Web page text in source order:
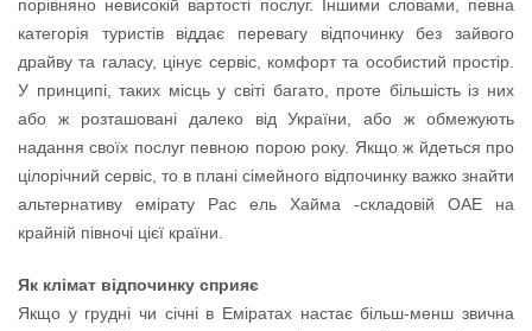
порівняно невисокій вартості послуг. Іншими словами, певна
категорія туристів віддає перевагу відпочинку без зайвого
драйву та галасу, цінує сервіс, комфорт та особистий простір.
У принципі, таких місць у світі багато, проте більшість із них
або ж розташовані далеко від України, або ж обмежують
надання своїх послуг певною порою року. Якщо ж йдеться про
цілорічний сервіс, то в плані сімейного відпочинку важко знайти
альтернативу емірату Рас ель Хайма -складовій ОАЕ на
крайній півночі цієї країни.
Як клімат відпочинку сприяє
Якщо у грудні чи січні в Еміратах настає більш-менш звична